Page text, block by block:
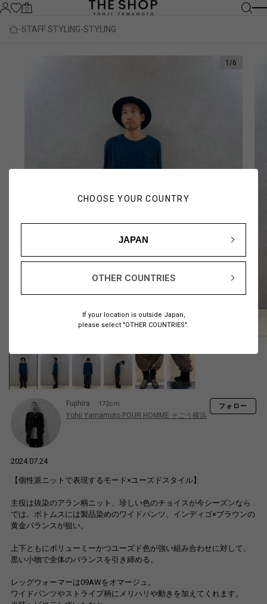
CHOOSE YOUR COUNTRY
JAPAN
OTHER COUNTRIES
If your location is outside Japan,
please select "OTHER COUNTRIES".
0
STAFF STYLING STYLING
1 /6
Fujihira 172cm
Yohji Yamamoto POUR HOMME そごう横浜
フォロー
2024.07.24
【個性派ニットで表現するモード×ユーズドスタイル】
主役は抜染のアラン柄ニット、珍しい色のチョイスが今シーズンなら
では。ボトムスには製品染めのワイドパンツ、インディゴ×ブラウンの
黄金バランスが狙い。
上下ともにボリューミーかつユーズド色が強い組み合わせに対して、
黒い小物で全体のバランスを引き締める。
レッグウォーマーは09AWをオマージュ。
ワイドパンツやストライプ柄にメリハリや動きを加えてくれます。